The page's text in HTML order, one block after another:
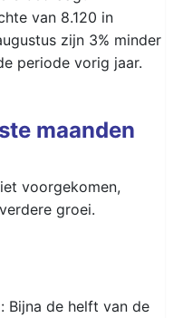
van 8.120 in
zijn 3% minder
periode vorig jaar.
maanden
voorgekomen,
groei.
Bijna de helft van de